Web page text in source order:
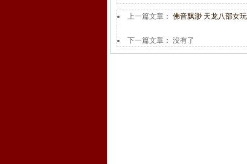
上一篇文章： 佛音飘渺 天龙八部女
下一篇文章： 没有了